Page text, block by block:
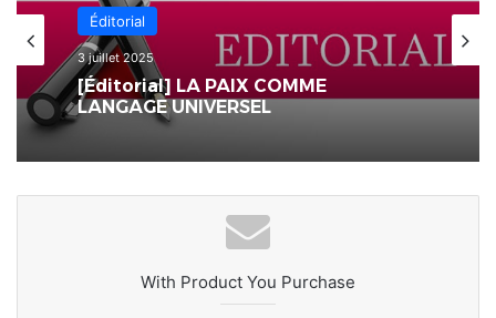
Éditorial
3 juillet 2025
[Éditorial] LA PAIX COMME
LANGAGE UNIVERSEL
With Product You Purchase